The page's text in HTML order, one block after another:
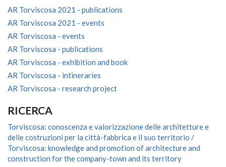
AR Torviscosa 2021 - publications
AR Torviscosa 2021 - events
AR Torviscosa - events
AR Torviscosa - publications
AR Torviscosa - exhibition and book
AR Torviscosa - intineraries
AR Torviscosa - research project
RICERCA
Torviscosa: conoscenza e valorizzazione delle architetture e
delle costruzioni per la città-fabbrica e il suo territorio /
Torviscosa: knowledge and promotion of architecture and
construction for the company-town and its territory